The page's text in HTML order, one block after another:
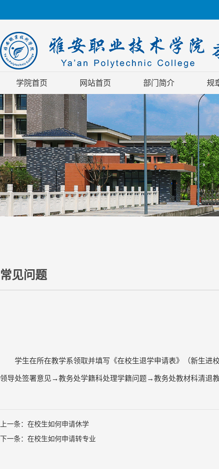
学院首页 网站首页 部门简介 规
常见问题
学生在所在教学系领取并填写《在校生退学申请表》（新生进
领导处签署意见→教务处学籍科处理学籍问题→教务处教材科清退
上一条：在校生如何申请休学
下一条：在校生如何申请转专业